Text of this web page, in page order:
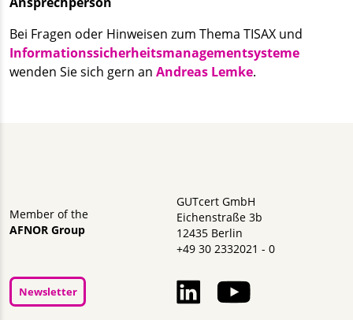
Bei Fragen oder Hinweisen zum Thema TISAX und
Informationssicherheitsmanagementsysteme
wenden Sie sich gern an Andreas Lemke.
Member of the
AFNOR Group
GUTcert GmbH
Eichenstraße 3b
12435 Berlin
+49 30 2332021 - 0
Newsletter